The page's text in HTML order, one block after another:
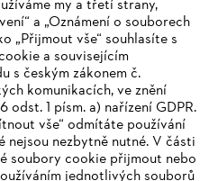
my a třetí strany,
a „Oznámení o souborech
„Přijmout vše“ souhlasíte s
a souvisejícím
s českým zákonem č.
komunikacích, ve znění
odst. 1 písm. a) nařízení GDPR.
vše“ odmítáte používání
nezbytně nutné. V části
soubory cookie přijmout nebo
jednotlivých souborů